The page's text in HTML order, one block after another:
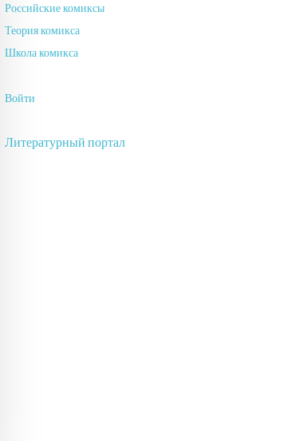
Российские комиксы
Теория комикса
Школа комикса
Войти
Литературный портал